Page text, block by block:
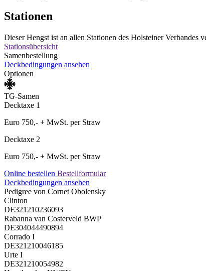
Stationen
Dieser Hengst ist an allen Stationen des Holsteiner Verbandes
Stationsübersicht
Samenbestellung
Deckbedingungen ansehen
Optionen
TG-Samen
Decktaxe 1
Euro 750,- + MwSt. per Straw
Decktaxe 2
Euro 750,- + MwSt. per Straw
Online bestellen Bestellformular
Deckbedingungen ansehen
Pedigree von Cornet Obolensky
Clinton
DE321210236093
Rabanna van Costerveld BWP
DE304044490894
Corrado I
DE321210046185
Urte I
DE321210054982